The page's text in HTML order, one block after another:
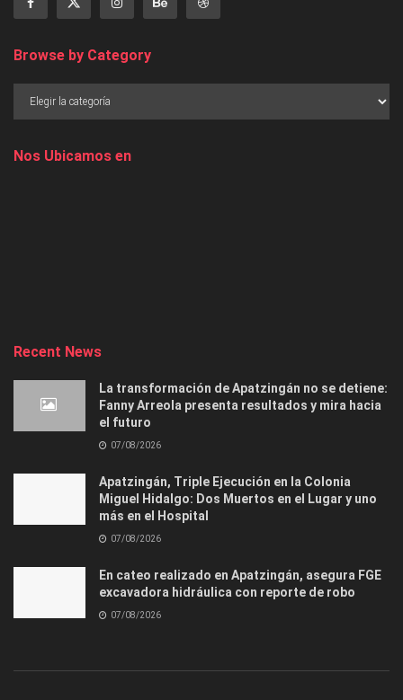
Browse by Category
Nos Ubicamos en
Recent News
La transformación de Apatzingán no se detiene:
Fanny Arreola presenta resultados y mira hacia
el futuro
07/08/2026
Apatzingán, Triple Ejecución en la Colonia
Miguel Hidalgo: Dos Muertos en el Lugar y uno
más en el Hospital
07/08/2026
En cateo realizado en Apatzingán, asegura FGE
excavadora hidráulica con reporte de robo
07/08/2026